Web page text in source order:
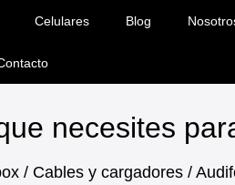
Celulares Blog
necesites
/ Cables y cargadores /